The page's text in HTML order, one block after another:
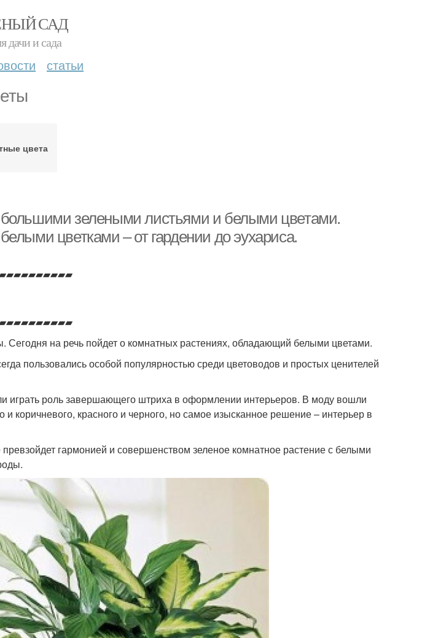
САД
дачи и сада
статьи
цвета
большими зелеными листьями и белыми цветами.
цветками – от гардении до эухариса.
Сегодня на речь пойдет о комнатных растениях, обладающий белыми цветами.
пользовались особой популярностью среди цветоводов и простых ценителей
играть роль завершающего штриха в оформлении интерьеров. В моду вошли
и коричневого, красного и черного, но самое изысканное решение – интерьер в
гармонией и совершенством зеленое комнатное растение с белыми